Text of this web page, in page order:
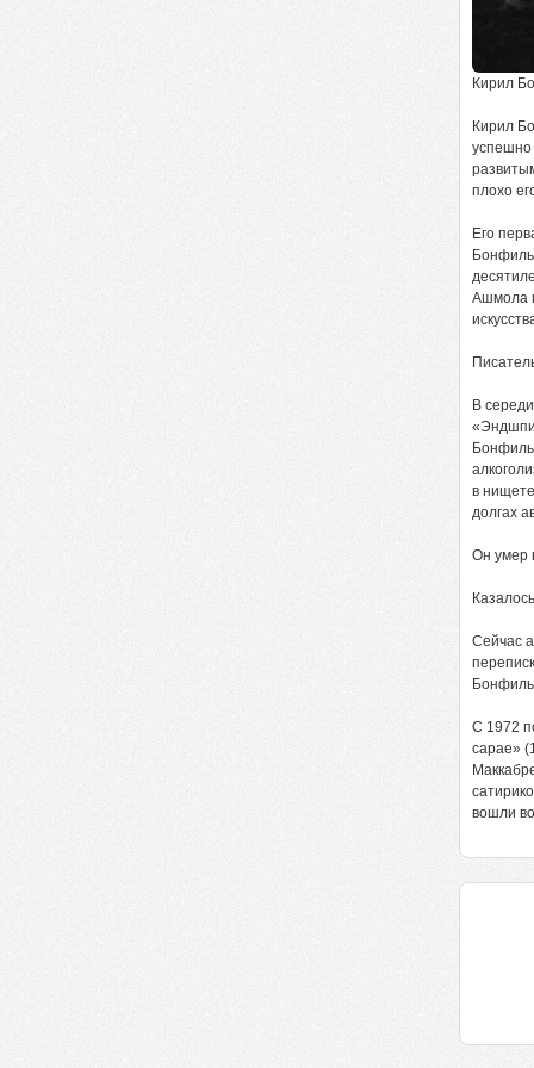
Кирил
Кирил
успешно
плохо
Его
Ашмола
В
в
долгах
Он умер
Сейчас
С 1972
сарае»
вошли